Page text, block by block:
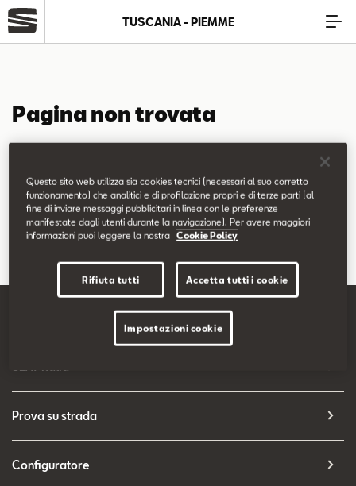
Modelli
Service
Business
SEAT Usato Certificato
Configuratore
TUSCANIA - PIEMME
Pagina non trovata
Puoi continuare a esplorare il sito usando il menù di navigazione
qui sopra.
Prova su strada
Configuratore
Questo sito web utilizza sia cookies tecnici (necessari al suo corretto
funzionamento) che analitici e di profilazione propri e di terze parti (al
fine di inviare messaggi pubblicitari in linea con le preferenze
manifestate dagli utenti durante la navigazione). Per avere maggiori
informazioni puoi leggere la nostra
Cookie Policy
Rifiuta tutti Accetta tutti i cookie
Impostazioni cookie